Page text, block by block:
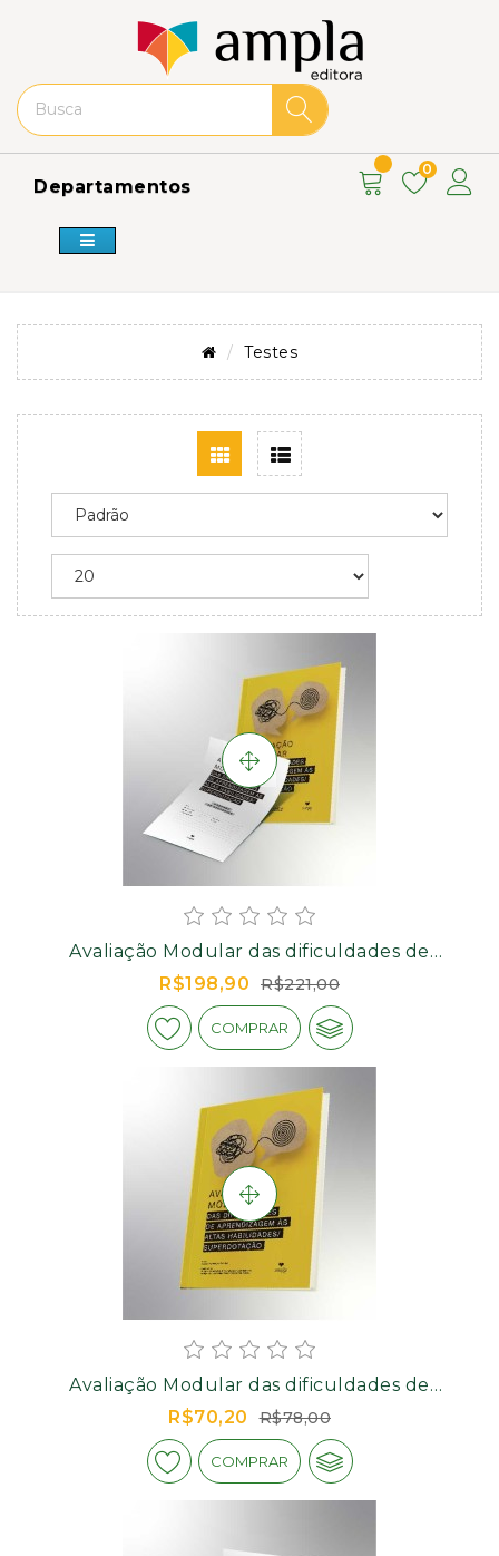
Departamentos
0
Testes
Avaliação Modular das dificuldades de
aprendizagem às Altas
Habilidades/Superdotação - Kit completo
R$198,90 R$221,00
COMPRAR
Avaliação Modular das dificuldades de
aprendizagem às Altas
Habilidades/Superdotação - Manual
R$70,20 R$78,00
COMPRAR